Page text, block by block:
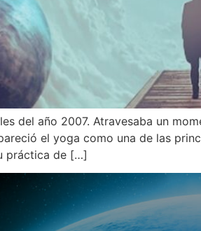
del año 2007. Atravesaba un
el yoga como una de las
práctica de […]